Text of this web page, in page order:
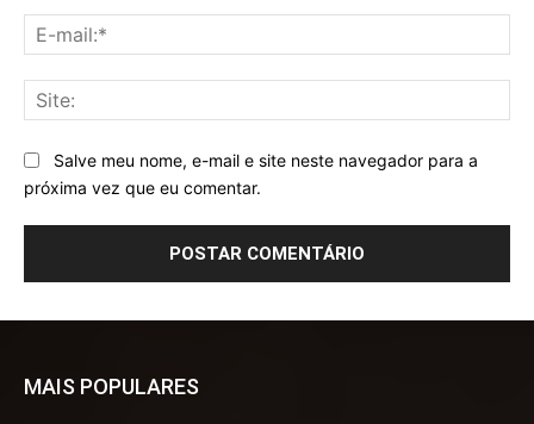
Salve meu nome, e-mail e site neste navegador para a
próxima vez que eu comentar.
MAIS POPULARES